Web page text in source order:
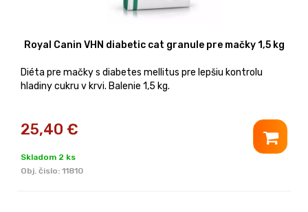
Royal Canin VHN diabetic cat granule pre mačky 1,5 kg
Diéta pre mačky s diabetes mellitus pre lepšiu kontrolu
hladiny cukru v krvi. Balenie 1,5 kg.
25,40 €
Skladom 2 ks
Obj. čislo: 11810